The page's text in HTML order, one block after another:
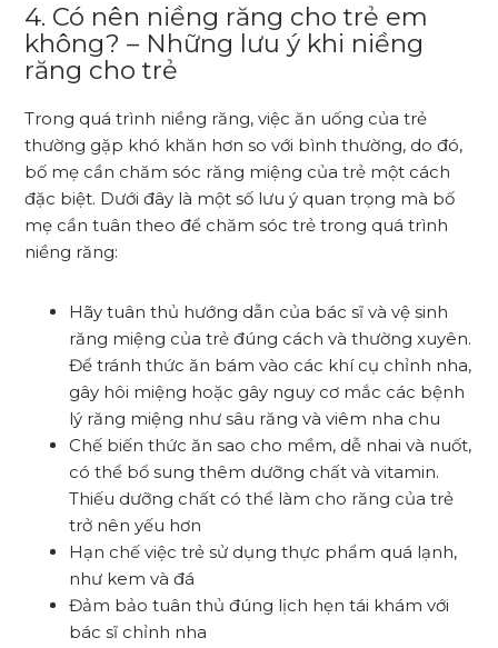
4. Có nên niềng răng cho trẻ em
không? – Những lưu ý khi niềng
răng cho trẻ
Trong quá trình niềng răng, việc ăn uống của trẻ
thường gặp khó khăn hơn so với bình thường, do đó,
bố mẹ cần chăm sóc răng miệng của trẻ một cách
đặc biệt. Dưới đây là một số lưu ý quan trọng mà bố
mẹ cần tuân theo để chăm sóc trẻ trong quá trình
niềng răng:
Hãy tuân thủ hướng dẫn của bác sĩ và vệ sinh
răng miệng của trẻ đúng cách và thường xuyên.
Để tránh thức ăn bám vào các khí cụ chỉnh nha,
gây hôi miệng hoặc gây nguy cơ mắc các bệnh
lý răng miệng như sâu răng và viêm nha chu
Chế biến thức ăn sao cho mềm, dễ nhai và nuốt,
có thể bổ sung thêm dưỡng chất và vitamin.
Thiếu dưỡng chất có thể làm cho răng của trẻ
trở nên yếu hơn
Hạn chế việc trẻ sử dụng thực phẩm quá lạnh,
như kem và đá
Đảm bảo tuân thủ đúng lịch hẹn tái khám với
bác sĩ chỉnh nha